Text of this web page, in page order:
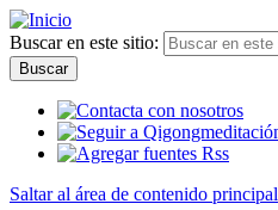
Buscar en este sitio:
Saltar al área de contenido principal